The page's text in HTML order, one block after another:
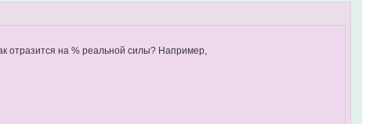
отразится на % реальной силы? Например,